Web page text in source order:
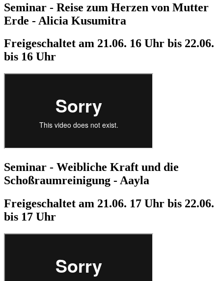
Seminar - Reise zum Herzen von Mutter
Erde - Alicia Kusumitra
Freigeschaltet am 21.06. 16 Uhr bis 22.06.
bis 16 Uhr
Seminar - Weibliche Kraft und die
Schoßraumreinigung - Aayla
Freigeschaltet am 21.06. 17 Uhr bis 22.06.
bis 17 Uhr